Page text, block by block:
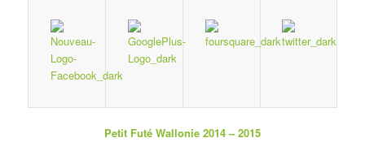
Petit Futé Wallonie 2014 – 2015